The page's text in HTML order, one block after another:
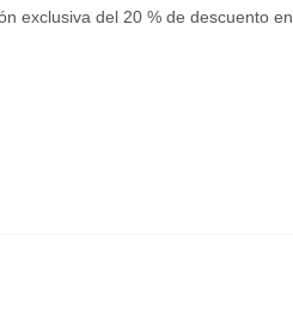
exclusiva del 20 % de descuento en